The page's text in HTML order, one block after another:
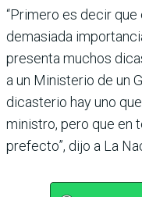
“Primero es decir
demasiada
presenta muchos
a un Ministerio de un
dicasterio hay uno
ministro, pero que en
prefecto”, dijo a La